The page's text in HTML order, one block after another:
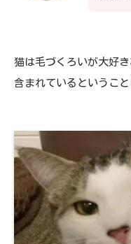
猫は毛づくろいが大好
含まれているということ